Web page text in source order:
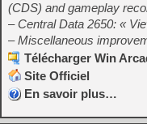
(CDS) and gameplay
– Central Data 2650: «
– Miscellaneous
Télécharger Win
Site Officiel
En savoir plus…